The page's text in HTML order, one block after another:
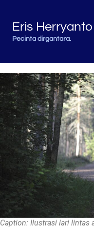
Eris Herryanto
Pecinta dirgantara.
Caption: Ilustrasi lari lintas